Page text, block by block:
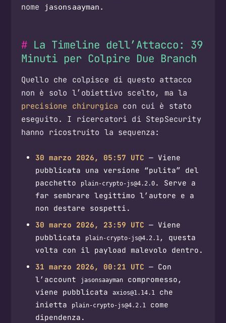
nome
jasonsaayman .
La Timeline dell’Attacco: 39
Minuti per Colpire Due Branch
Quello che colpisce di questo attacco
non è solo l’obiettivo scelto, ma la
precisione chirurgica con cui è stato
eseguito. I ricercatori di StepSecurity
hanno ricostruito la sequenza:
30 marzo 2026, 05:57 UTC — Viene
pubblicata una versione “pulita” del
pacchetto
plain-crypto-js@4.2.0. Serve a
far sembrare legittimo l’autore e a
non destare sospetti.
30 marzo 2026, 23:59 UTC — Viene
pubblicata
plain-crypto-js@4.2.1, questa
volta con il payload malevolo dentro.
31 marzo 2026, 00:21 UTC — Con
l’account
jasonsaaymancompromesso,
viene pubblicata
axios@1.14.1che
inietta
plain-crypto-js@4.2.1come
dipendenza.